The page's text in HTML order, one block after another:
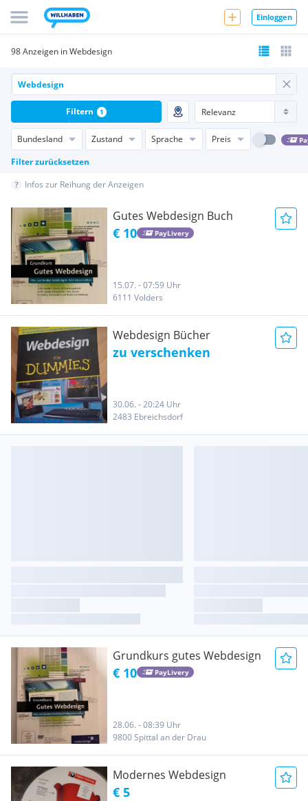
Einloggen
98 Anzeigen in Webdesign
Bundesland Zustand Sprache Preis
Filter zurücksetzen
Filtern 1
Infos zur Reihung der Anzeigen
Gutes Webdesign Buch
€ 10 PayLivery
15.07. - 07:59 Uhr
6111 Volders
Webdesign Bücher
zu verschenken
30.06. - 20:24 Uhr
2483 Ebreichsdorf
Grundkurs gutes Webdesign
€ 10 PayLivery
28.06. - 08:39 Uhr
9800 Spittal an der Drau
Modernes Webdesign
€ 5